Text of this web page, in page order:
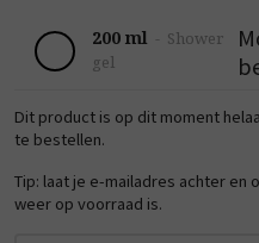
200 ml - Shower
gel
Dit product is op dit moment
te bestellen.
Tip: laat je e-mailadres achter
weer op voorraad is.